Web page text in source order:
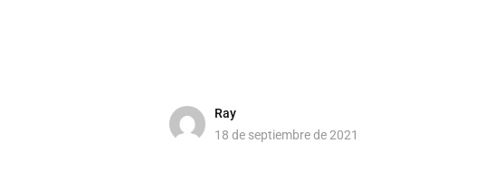
Ray
18 de septiembre de 2021